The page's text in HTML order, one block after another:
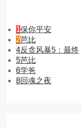
1保你平安
2芭比
4反贪风暴5：最终
5芭比
6学爸
8回魂之夜